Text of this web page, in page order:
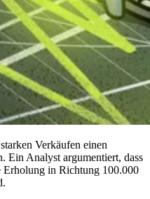
Verkäufen einen
Ein Analyst argumentiert, dass
Erholung in Richtung 100.000